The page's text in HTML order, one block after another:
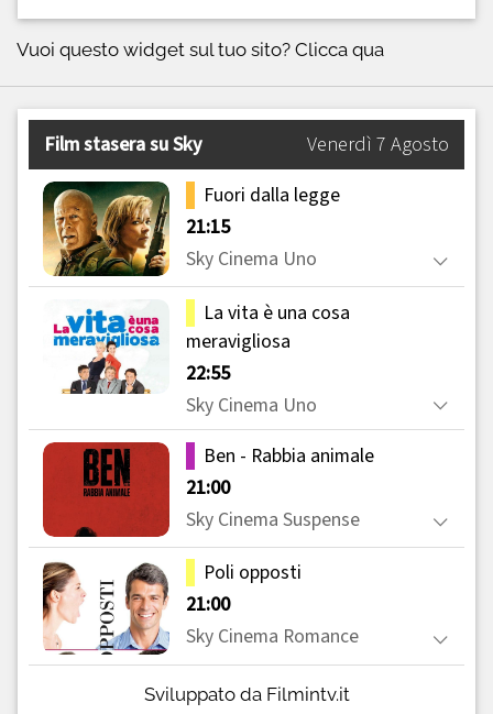
Vuoi questo widget sul tuo sito? Clicca qua
Sviluppato da Filmintv.it